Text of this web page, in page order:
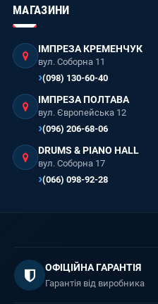
МАГАЗИНИ
ІМПРЕЗА КРЕМЕНЧУК
вул. Соборна 11
(098) 130-60-40
ІМПРЕЗА ПОЛТАВА
вул. Європейська 12
(096) 206-68-06
DRUMS & PIANO HALL
вул. Соборна 17
(066) 098-92-28
ОФІЦІЙНА ГАРАНТІЯ
Гарантія від виробника